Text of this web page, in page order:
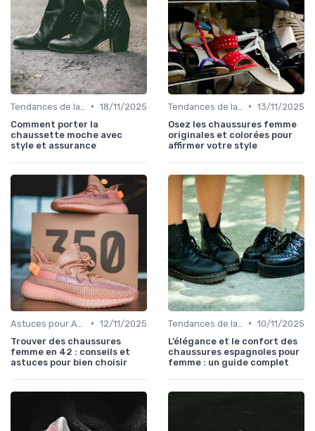
• 18/11/2025
Comment porter la
chaussette moche avec
style et assurance
• 13/11/2025
Osez les chaussures femme
originales et colorées pour
affirmer votre style
• 12/11/2025
Trouver des chaussures
femme en 42 : conseils et
astuces pour bien choisir
• 10/11/2025
L’élégance et le confort des
chaussures espagnoles pour
femme : un guide complet